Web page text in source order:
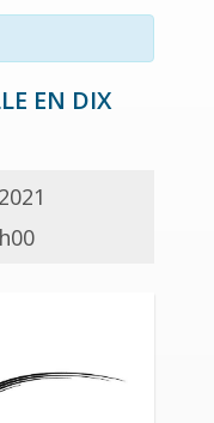
EN DIX